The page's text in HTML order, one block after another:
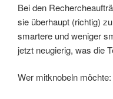
Bei den
sie überhaupt (richtig)
smartere und weniger
jetzt neugierig, was die
Wer mitknobeln möchte: